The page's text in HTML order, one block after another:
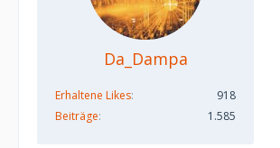
Da_Dampa
Erhaltene Likes
918
Beiträge
1.585